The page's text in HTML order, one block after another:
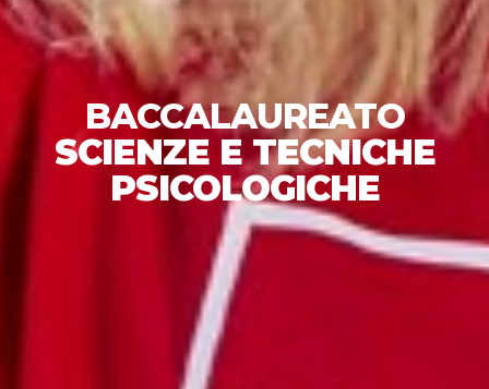
BACCALAUREATO
SCIENZE E TECNICHE
PSICOLOGICHE